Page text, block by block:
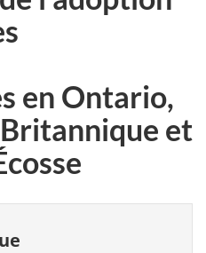
en Ontario,
et